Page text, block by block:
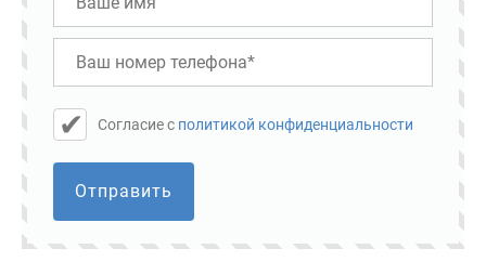
Cогласие с политикой конфиденциальности
Отправить